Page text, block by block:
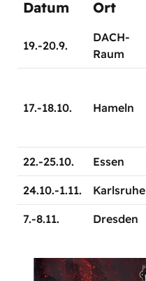
Datum Ort
19.-20.9.
DACH-
Raum
17.-18.10. Hameln
22.-25.10. Essen
24.10.-1.11. Karlsruhe
7.-8.11. Dresden